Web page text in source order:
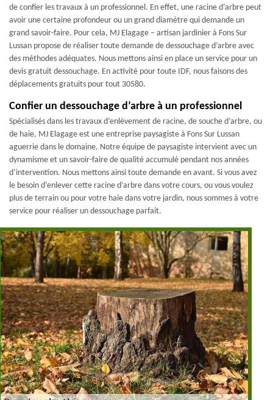
de confier les travaux à un professionnel. En effet, une racine d’arbre peut
avoir une certaine profondeur ou un grand diamètre qui demande un
grand savoir-faire. Pour cela, MJ Elagage – artisan jardinier à Fons Sur
Lussan propose de réaliser toute demande de dessouchage d’arbre avec
des méthodes adéquates. Nous mettons ainsi en place un service pour un
devis gratuit dessouchage. En activité pour toute IDF, nous faisons des
déplacements gratuits pour tout 30580.
Confier un dessouchage d’arbre à un professionnel
Spécialisés dans les travaux d’enlèvement de racine, de souche d’arbre, ou
de haie, MJ Elagage est une entreprise paysagiste à Fons Sur Lussan
aguerrie dans le domaine. Notre équipe de paysagiste intervient avec un
dynamisme et un savoir-faire de qualité accumulé pendant nos années
d’intervention. Nous mettons ainsi toute demande en avant. Si vous avez
le besoin d’enlever cette racine d’arbre dans votre cours, ou vous voulez
plus de terrain ou pour votre haie dans votre jardin, nous sommes à votre
service pour réaliser un dessouchage parfait.